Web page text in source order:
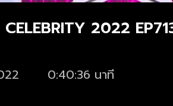
2022
0:40:36 นาที